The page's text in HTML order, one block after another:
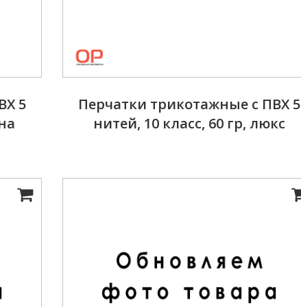
5
Перчатки трикотажные с ПВХ 5
нитей, 10 класс, 60 гр, люкс